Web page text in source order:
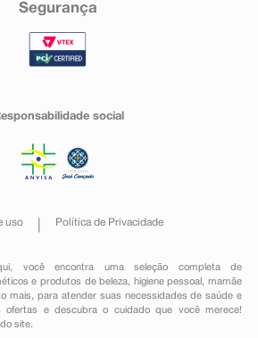
Segurança
social
uso Política de Privacidade
você encontra uma seleção completa de
e produtos de beleza, higiene pessoal ,mamãe
mais, para atender suas necessidades de saúde e
ofertas e descubra o cuidado que você merece!
site.